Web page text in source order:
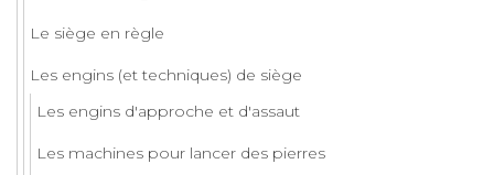
Le siège en règle
Les engins (et techniques) de siège
Les engins d'approche et d'assaut
Les machines pour lancer des pierres